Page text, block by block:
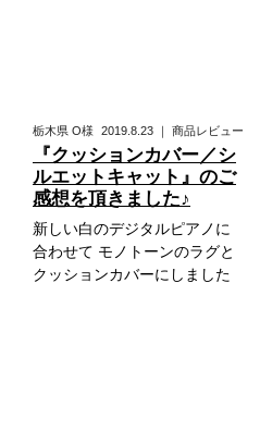
栃木県 O様 2019.8.23 ｜ 商品レビュー
『クッションカバー／シ
ルエットキャット』のご
感想を頂きました♪
新しい白のデジタルピアノに
合わせて モノトーンのラグと
クッションカバーにしました